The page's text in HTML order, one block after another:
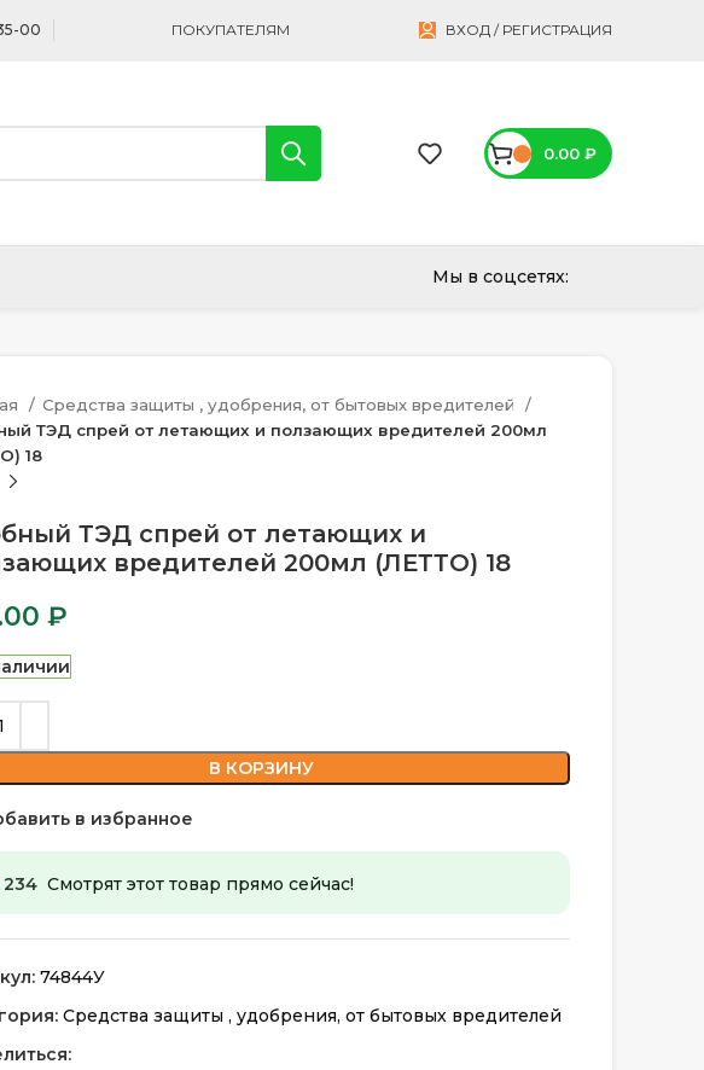
00 ПОКУПАТЕЛЯМ ВХОД / РЕГИСТРАЦИЯ
0.00 ₽
Мы в соцсетях:
Средства защиты , удобрения, от бытовых вредителей
ТЭД спрей от летающих и ползающих вредителей 200мл
18
ТЭД спрей от летающих и
вредителей 200мл (ЛЕТТО) 18
₽
В КОРЗИНУ
в избранное
234 Смотрят этот товар прямо сейчас!
74844У
Средства защиты , удобрения, от бытовых вредителей